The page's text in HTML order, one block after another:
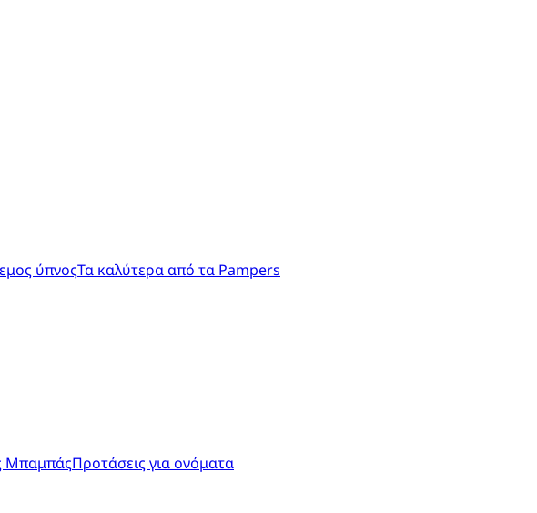
ύπνοςΤα καλύτερα από τα Pampers
ΜπαμπάςΠροτάσεις για ονόματα